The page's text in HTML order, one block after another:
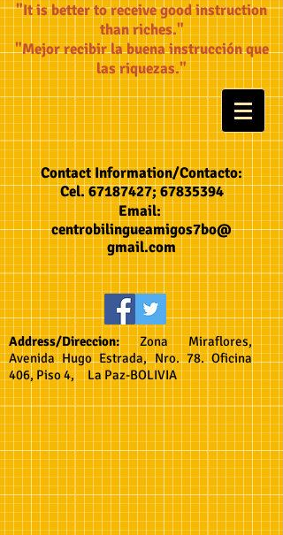
"It is better to receive good instruction
than riches."
"Mejor recibir la buena instrucción que
las riquezas."
Contact Information/Contacto:
Cel.67187427;67835394
Email:
centrobilingueamigos7bo@
gmail.com
Address/Direccion:Zona Miraflores,
Avenida Hugo Estrada, Nro. 78. Oficina
406, Piso 4, La Paz-BOLIVIA